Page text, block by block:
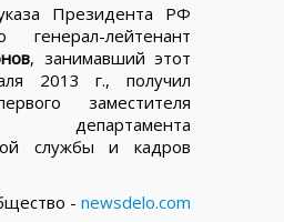
Президента РФ
генерал-лейтенант
, занимавший этот
2013 г., получил
заместителя
департамента
службы и кадров
- newsdelo.com